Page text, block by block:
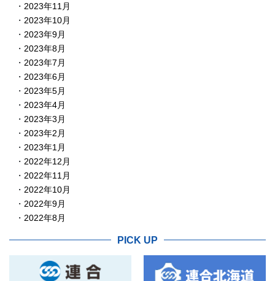
2023年11月
2023年10月
2023年9月
2023年8月
2023年7月
2023年6月
2023年5月
2023年4月
2023年3月
2023年2月
2023年1月
2022年12月
2022年11月
2022年10月
2022年9月
2022年8月
PICK UP